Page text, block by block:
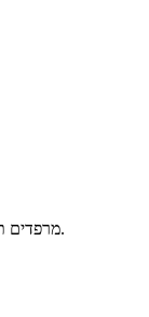
מרפדים תבנית בנייר אפייה, מניחים את פלחי הדלעת, אופים בתנור שחומם לחום של 190 מעלות למשך כ- 25 דקות או עד להתרככות הדלעת (יש להשגיח שהדלעת לא תתרכך יתר על המידה) ומגישים חם.